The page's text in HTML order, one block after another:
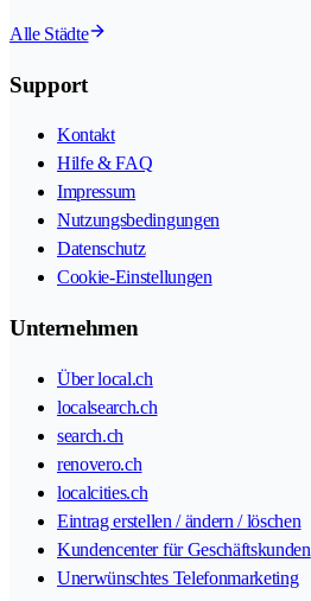
Alle Städte
Support
Kontakt
Hilfe & FAQ
Impressum
Nutzungsbedingungen
Datenschutz
Cookie-Einstellungen
Unternehmen
Über local.ch
localsearch.ch
search.ch
renovero.ch
localcities.ch
Eintrag erstellen / ändern / löschen
Kundencenter für Geschäftskunden
Unerwünschtes Telefonmarketing